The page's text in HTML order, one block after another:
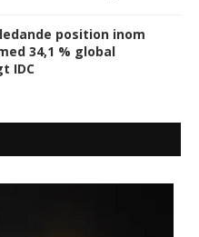
position inom
34,1 % global
IDC